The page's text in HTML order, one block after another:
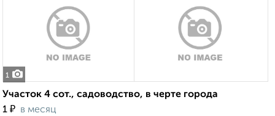
1
Участок 4 сот., садоводство, в черте города
1 ₽ в месяц